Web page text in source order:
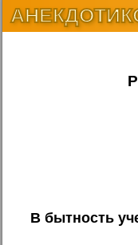
В бытность